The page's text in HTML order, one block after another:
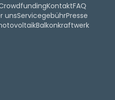
KontaktFAQ
unsServicegebührPresse
Balkonkraftwerk